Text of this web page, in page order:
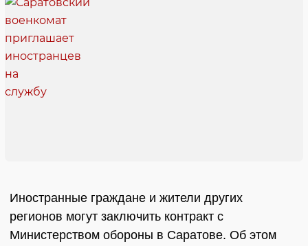
Иностранные граждане и жители других
регионов могут заключить контракт с
Министерством обороны в Саратове. Об этом